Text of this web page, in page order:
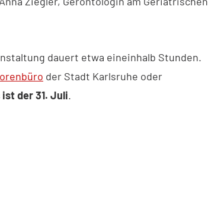
dauert etwa eineinhalb Stunden.
der Stadt Karlsruhe oder
der 31. Juli.